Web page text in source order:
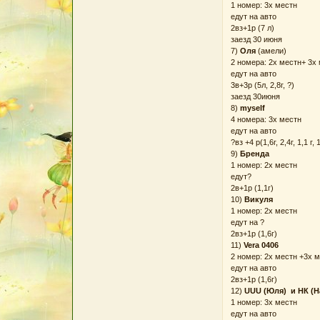
1 номер: 3х местн
едут на авто
2вз+1р (7 л)
заезд 30 июня
7) Оля(амели)
2 номера: 2х местн+ 3х
едут на авто
3в+3р (5л, 2,8г, ?)
заезд 30июня
8) myself
4 номера: 3х местн
едут на авто
?вз +4 р(1,6г, 2,4г, 1,1 г,
9) Бренда
1 номер: 2х местн
едут?
2в+1р (1,1г)
10) Викуля
1 номер: 2х местн
едут на ?
2вз+1р (1,6г)
11) Vera 0406
2 номер: 2х местн +3х
едут на авто
2вз+1р (1,6г)
12) UUU (Юля) и НК
1 номер: 3х местн
едут на авто